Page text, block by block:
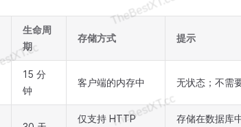
生命周
期
存储方式 提示
15 分
钟
客户端的内存中 无状态；不需
仅支持 HTTP
存储在数据库